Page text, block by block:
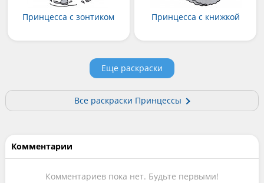
Принцесса с зонтиком Принцесса с книжкой
Еще раскраски
Все раскраски Принцессы
Комментарии
Комментариев пока нет. Будьте первыми!